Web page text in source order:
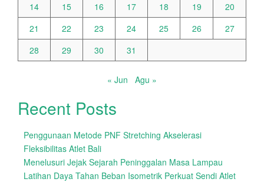
14
15 16 17 18 19
20
21
22 23 24 25 26
27
28
29 30 31
« Jun Agu »
Recent Posts
Penggunaan Metode PNF Stretching Akselerasi
Fleksibilitas Atlet Bali
Menelusuri Jejak Sejarah Peninggalan Masa Lampau
Latihan Daya Tahan Beban Isometrik Perkuat Sendi Atlet